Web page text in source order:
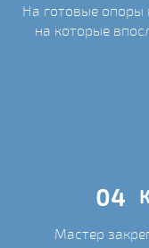
На готовые опоры
на которые
04
Мастер